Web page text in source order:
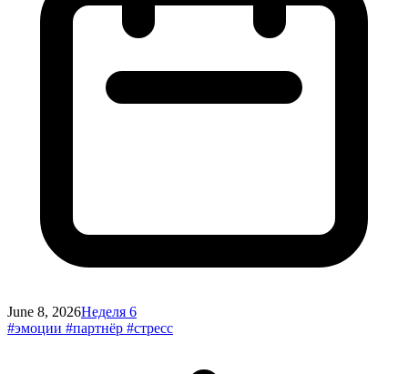
June 8, 2026Неделя 6
#эмоции #партнёр #стресс